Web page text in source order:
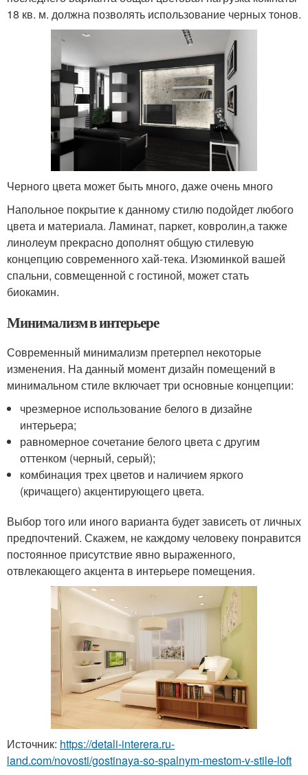
18 кв. м. должна позволять использование черных тонов.
Черного цвета может быть много, даже очень много
Напольное покрытие к данному стилю подойдет любого
цвета и материала. Ламинат, паркет, ковролин,а также
линолеум прекрасно дополнят общую стилевую
концепцию современного хай-тека. Изюминкой вашей
спальни, совмещенной с гостиной, может стать
биокамин.
Минимализм в интерьере
Современный минимализм претерпел некоторые
изменения. На данный момент дизайн помещений в
минимальном стиле включает три основные концепции:
чрезмерное использование белого в дизайне
интерьера;
равномерное сочетание белого цвета с другим
оттенком (черный, серый);
комбинация трех цветов и наличием яркого
(кричащего) акцентирующего цвета.
Выбор того или иного варианта будет зависеть от личных
предпочтений. Скажем, не каждому человеку понравится
постоянное присутствие явно выраженного,
отвлекающего акцента в интерьере помещения.
Источник: https://detali-interera.ru-
land.com/novosti/gostinaya-so-spalnym-mestom-v-stile-loft